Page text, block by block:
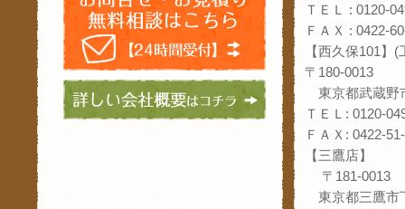
ＴＥＬ : 0120-
ＦＡＸ : 0422-
【西久保101】
〒180-0013
東京都武蔵野
ＴＥＬ: 0120-
ＦＡＸ: 0422-
【三鷹店】
〒181-0013
東京都三鷹市